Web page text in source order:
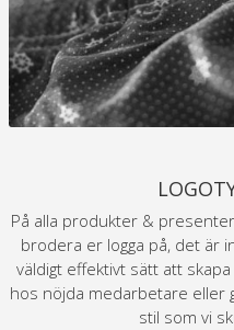
På alla produkter &
brodera er logga på, det är
väldigt effektivt sätt att
hos nöjda medarbetare eller
stil som vi